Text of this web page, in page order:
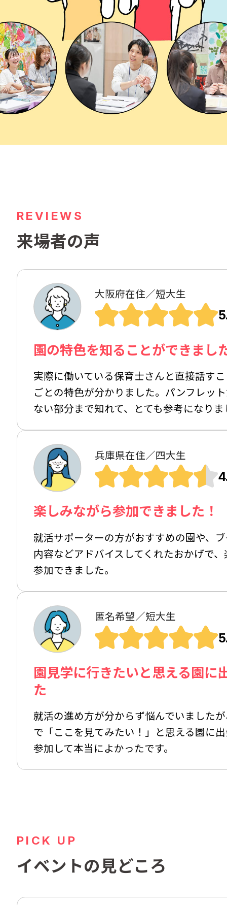
REVIEWS
来場者の声
大阪府在住／短大生
園の特色を知ることができまし
実際に働いている保育士さんと直接話す
ごとの特色が分かりました。パンフレッ
ない部分まで知れて、とても参考になり
兵庫県在住／四大生
楽しみながら参加できました！
就活サポーターの方がおすすめの園や、
内容などアドバイスしてくれたおかげで
参加できました。
匿名希望／短大生
園見学に行きたいと思える園に
た
就活の進め方が分からず悩んでいました
で「ここを見てみたい！」と思える園に
参加して本当によかったです。
PICK UP
イベントの見どころ